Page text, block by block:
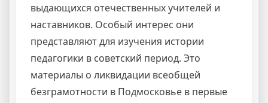
выдающихся отечественных учителей и
наставников. Особый интерес они
представляют для изучения истории
педагогики в советский период. Это
материалы о ликвидации всеобщей
безграмотности в Подмосковье в первые